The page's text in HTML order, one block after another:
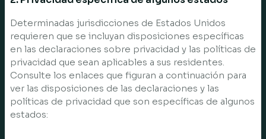
Determinadas jurisdicciones de Estados Unidos
requieren que se incluyan disposiciones específicas
en las declaraciones sobre privacidad y las políticas de
privacidad que sean aplicables a sus residentes.
Consulte los enlaces que figuran a continuación para
ver las disposiciones de las declaraciones y las
políticas de privacidad que son específicas de algunos
estados: